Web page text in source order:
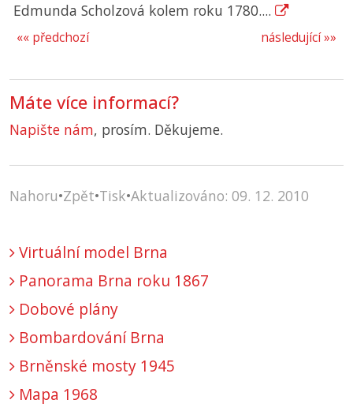
Edmunda Scholzová kolem roku 1780....
následující »»
«« předchozí
Máte více informací?
Napište nám, prosím. Děkujeme.
Nahoru•Zpět•Tisk•Aktualizováno: 09. 12. 2010
Virtuální model Brna
Panorama Brna roku 1867
Dobové plány
Bombardování Brna
Brněnské mosty 1945
Mapa 1968